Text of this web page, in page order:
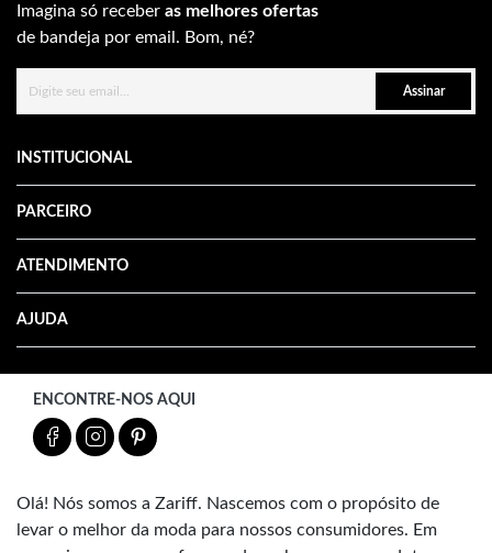
Imagina só receber as melhores ofertas
de bandeja por email. Bom, né?
Assinar
INSTITUCIONAL
PARCEIRO
ATENDIMENTO
AJUDA
ENCONTRE-NOS AQUI
Olá! Nós somos a Zariff. Nascemos com o propósito de
levar o melhor da moda para nossos consumidores. Em